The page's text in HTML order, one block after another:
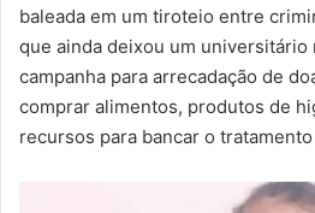
-
m
a
baleada em um tiroteio entre
que ainda deixou um universitário
campanha para arrecadação de
comprar alimentos, produtos de
recursos para bancar o